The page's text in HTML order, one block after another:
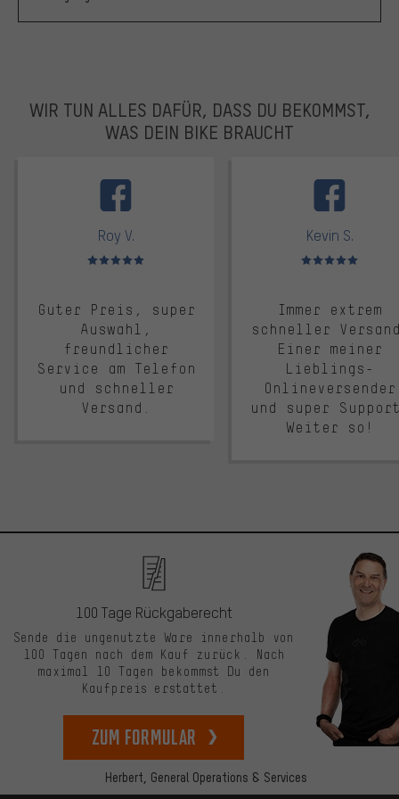
WIR TUN ALLES DAFÜR, DASS DU BEKOMMST,
WAS DEIN BIKE BRAUCHT
Roy V.
Bewertungen: 5 von 5
Guter Preis, super
Auswahl,
freundlicher
Service am Telefon
und schneller
Versand.
Kevin S.
Bewertungen: 5 von 5
Immer extrem
schneller
Einer meiner
Lieblings-
Onlineversender
und super
Weiter so!
Herbert, General Operations & Services
100 Tage Rückgaberecht
Sende die ungenutzte Ware innerhalb von
100 Tagen nach dem Kauf zurück. Nach
maximal 10 Tagen bekommst Du den
Kaufpreis erstattet.
zum Formular